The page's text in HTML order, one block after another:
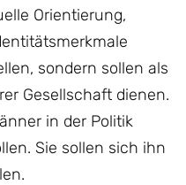
Orientierung,
sondern sollen als
Gesellschaft dienen.
in der Politik
Sie sollen sich ihn